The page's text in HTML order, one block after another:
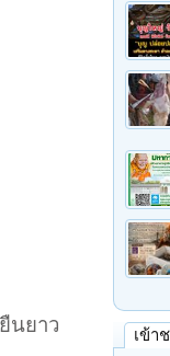
นยาว เข้า